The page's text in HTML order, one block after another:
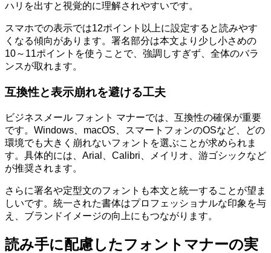
ハリを出すと視覚的に理解されやすいです。
スマホでの表示では12ポイント以上に設定すると読みやす
くなる傾向があります。署名部分は本文より少し小さめの
10～11ポイントを使うことで、強調しすぎず、全体のバラ
ンスが取れます。
互換性と表示崩れを避ける工夫
ビジネスメール フォント マナーでは、互換性の確保が重要
です。Windows、macOS、スマートフォンのOSなど、どの
環境でも大きく崩れないフォントを選ぶことが求められま
す。具体的には、Arial、Calibri、メイリオ、游ゴシックなど
が推奨されます。
さらに署名や定型文のフォントも本文と統一することが望ま
しいです。統一された書体はプロフェッショナルな印象を与
え、ブランドイメージの向上にもつながります。
読み手に配慮したフォントマナーの実